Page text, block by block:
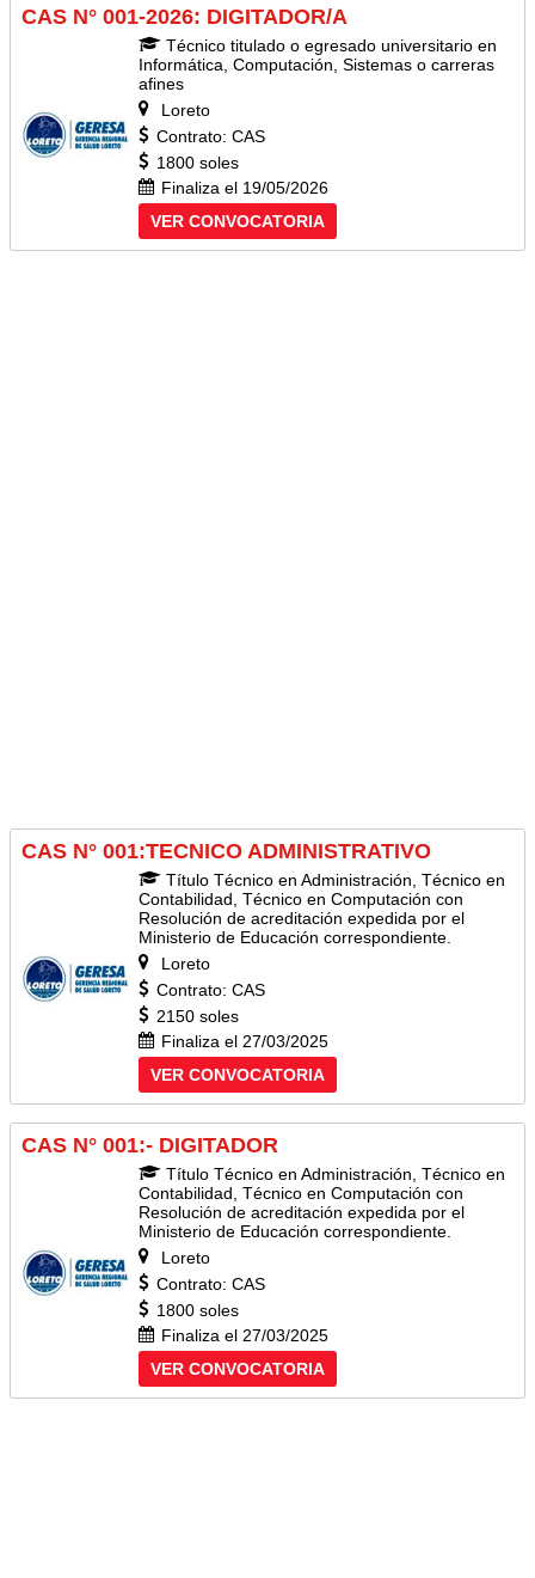
CAS N° 001-2026: DIGITADOR/A
Técnico titulado o egresado universitario en
Informática, Computación, Sistemas o carreras
afines
Loreto
Contrato: CAS
1800 soles
Finaliza el 19/05/2026
VER CONVOCATORIA
CAS N° 001:TECNICO ADMINISTRATIVO
Título Técnico en Administración, Técnico en
Contabilidad, Técnico en Computación con
Resolución de acreditación expedida por el
Ministerio de Educación correspondiente.
Loreto
Contrato: CAS
2150 soles
Finaliza el 27/03/2025
VER CONVOCATORIA
CAS N° 001:- DIGITADOR
Título Técnico en Administración, Técnico en
Contabilidad, Técnico en Computación con
Resolución de acreditación expedida por el
Ministerio de Educación correspondiente.
Loreto
Contrato: CAS
1800 soles
Finaliza el 27/03/2025
VER CONVOCATORIA